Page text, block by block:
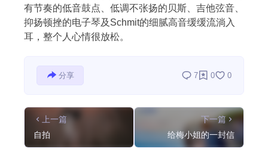
有节奏的低音鼓点、低调不张扬的贝斯、吉他弦音、
抑扬顿挫的电子琴及Schmit的细腻高音缓缓流淌入
耳，整个人心情很放松。
分享 7 0 0
上一篇
自拍
下一篇
给梅小姐的一封信